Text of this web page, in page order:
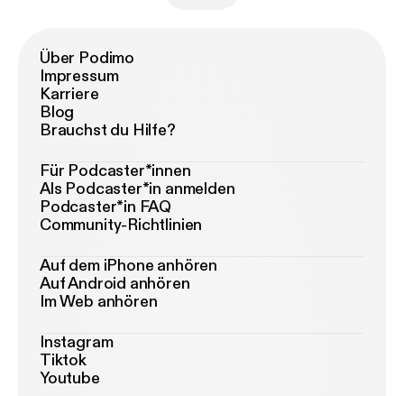
Über Podimo
Impressum
Karriere
Blog
Brauchst du Hilfe?
Für Podcaster*innen
Als Podcaster*in anmelden
Podcaster*in FAQ
Community-Richtlinien
Auf dem iPhone anhören
Auf Android anhören
Im Web anhören
Instagram
Tiktok
Youtube